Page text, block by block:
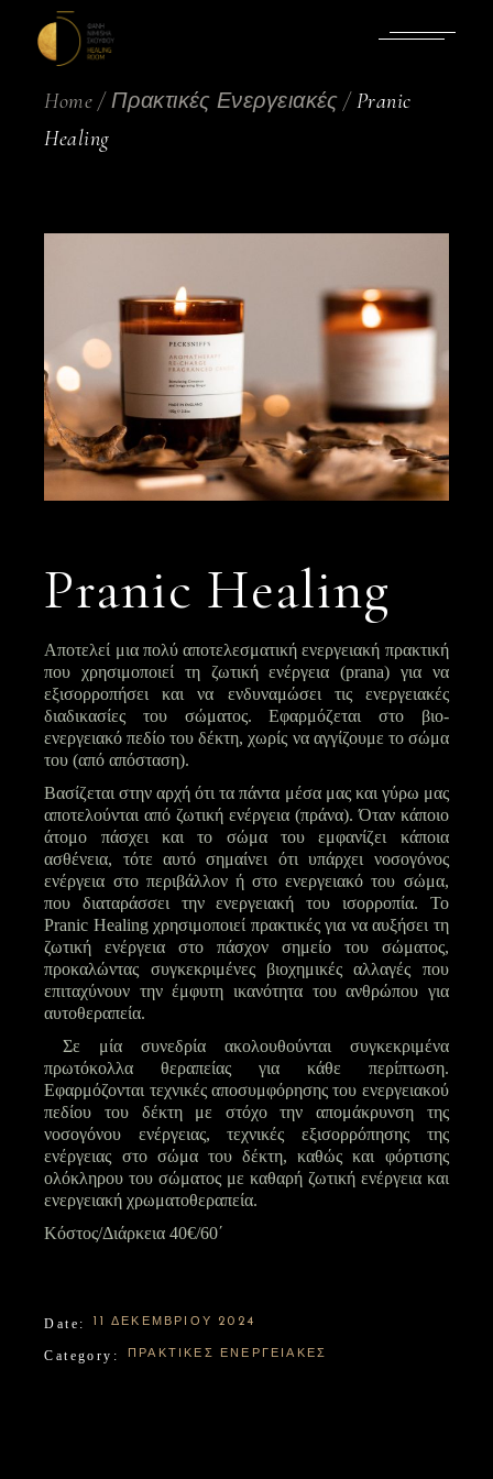
content
Home Πρακτικές Ενεργειακές
Pranic
Healing
Pranic Healing
Αποτελεί μια πολύ αποτελεσματική ενεργειακή πρακτική
που χρησιμοποιεί τη ζωτική ενέργεια (prana) για να
εξισορροπήσει και να ενδυναμώσει τις ενεργειακές
διαδικασίες του σώματος. Εφαρμόζεται στο βιο-
ενεργειακό πεδίο του δέκτη, χωρίς να αγγίζουμε το σώμα
του (από απόσταση).
Βασίζεται στην αρχή ότι τα πάντα μέσα μας και γύρω μας
αποτελούνται από ζωτική ενέργεια (πράνα). Όταν κάποιο
άτομο πάσχει και το σώμα του εμφανίζει κάποια
ασθένεια, τότε αυτό σημαίνει ότι υπάρχει νοσογόνος
ενέργεια στο περιβάλλον ή στο ενεργειακό του σώμα,
που διαταράσσει την ενεργειακή του ισορροπία. Το
Pranic Healing χρησιμοποιεί πρακτικές για να αυξήσει τη
ζωτική ενέργεια στο πάσχον σημείο του σώματος,
προκαλώντας συγκεκριμένες βιοχημικές αλλαγές που
επιταχύνουν την έμφυτη ικανότητα του ανθρώπου για
αυτοθεραπεία.
Σε μία συνεδρία ακολουθούνται συγκεκριμένα
πρωτόκολλα θεραπείας για κάθε περίπτωση.
Εφαρμόζονται τεχνικές αποσυμφόρησης του ενεργειακού
πεδίου του δέκτη με στόχο την απομάκρυνση της
νοσογόνου ενέργειας, τεχνικές εξισορρόπησης της
ενέργειας στο σώμα του δέκτη, καθώς και φόρτισης
ολόκληρου του σώματος με καθαρή ζωτική ενέργεια και
ενεργειακή χρωματοθεραπεία.
Κόστος/Διάρκεια 40€/60΄
Date: 11 ΔΕΚΕΜΒΡΊΟΥ 2024
Category: ΠΡΑΚΤΙΚΈΣ ΕΝΕΡΓΕΙΑΚΈΣ